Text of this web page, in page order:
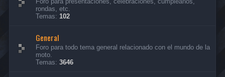
rondas, etc.
Temas: 102
General
Foro para todo tema general relacionado con el mundo de la
moto.
Temas: 3646